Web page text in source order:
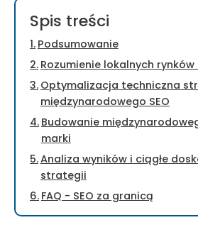
Spis treści
Podsumowanie
Rozumienie lokalnych
Optymalizacja techniczna
międzynarodowego SEO
Budowanie
marki
Analiza wyników i ciągłe
strategii
FAQ - SEO za granicą